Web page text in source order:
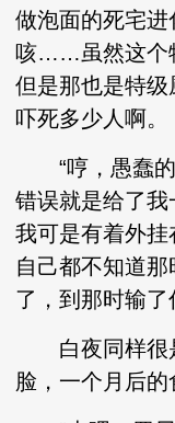
做泡面的死宅进
咳……虽然这个
但是那也是特
吓死多少人啊。
“哼，愚蠢的
错误就是给了我
我可是有着外
自己都不知道
了，到那时输了
白夜同样很
脸，一个月后的